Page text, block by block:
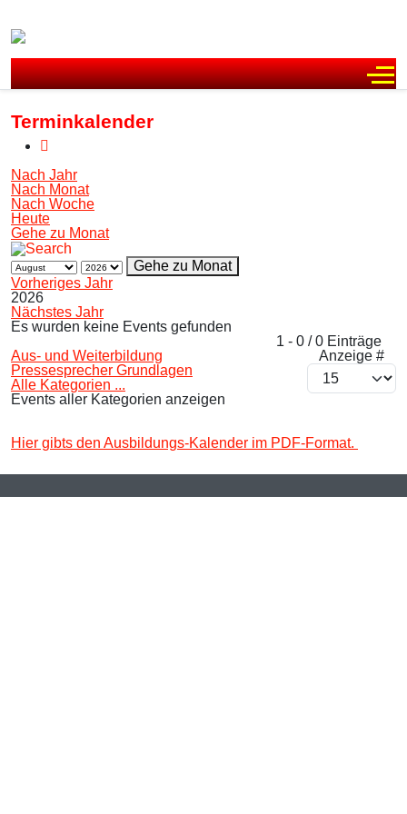
Terminkalender
Nach Jahr
Nach Monat
Nach Woche
Heute
Gehe zu Monat
Gehe zu Monat
Vorheriges Jahr
2026
Nächstes Jahr
Es wurden keine Events gefunden
1 - 0 / 0 Einträge
Anzeige #
Aus- und Weiterbildung
Pressesprecher Grundlagen
Alle Kategorien ...
Events aller Kategorien anzeigen
Hier gibts den Ausbildungs-Kalender im PDF-Format.